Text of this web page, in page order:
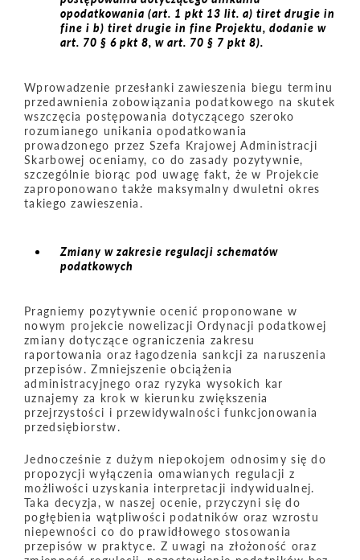
opodatkowania (art. 1 pkt 13 lit. a) tiret drugie in
fine i b) tiret drugie in fine Projektu, dodanie w
art. 70 § 6 pkt 8, w art. 70 § 7 pkt 8).
Wprowadzenie przesłanki zawieszenia biegu terminu
przedawnienia zobowiązania podatkowego na skutek
wszczęcia postępowania dotyczącego szeroko
rozumianego unikania opodatkowania
prowadzonego przez Szefa Krajowej Administracji
Skarbowej oceniamy, co do zasady pozytywnie,
szczególnie biorąc pod uwagę fakt, że w Projekcie
zaproponowano także maksymalny dwuletni okres
takiego zawieszenia.
Zmiany w zakresie regulacji schematów
podatkowych
Pragniemy pozytywnie ocenić proponowane w
nowym projekcie nowelizacji Ordynacji podatkowej
zmiany dotyczące ograniczenia zakresu
raportowania oraz łagodzenia sankcji za naruszenia
przepisów. Zmniejszenie obciążenia
administracyjnego oraz ryzyka wysokich kar
uznajemy za krok w kierunku zwiększenia
przejrzystości i przewidywalności funkcjonowania
przedsiębiorstw.
Jednocześnie z dużym niepokojem odnosimy się do
propozycji wyłączenia omawianych regulacji z
możliwości uzyskania interpretacji indywidualnej.
Taka decyzja, w naszej ocenie, przyczyni się do
pogłębienia wątpliwości podatników oraz wzrostu
niepewności co do prawidłowego stosowania
przepisów w praktyce. Z uwagi na złożoność oraz